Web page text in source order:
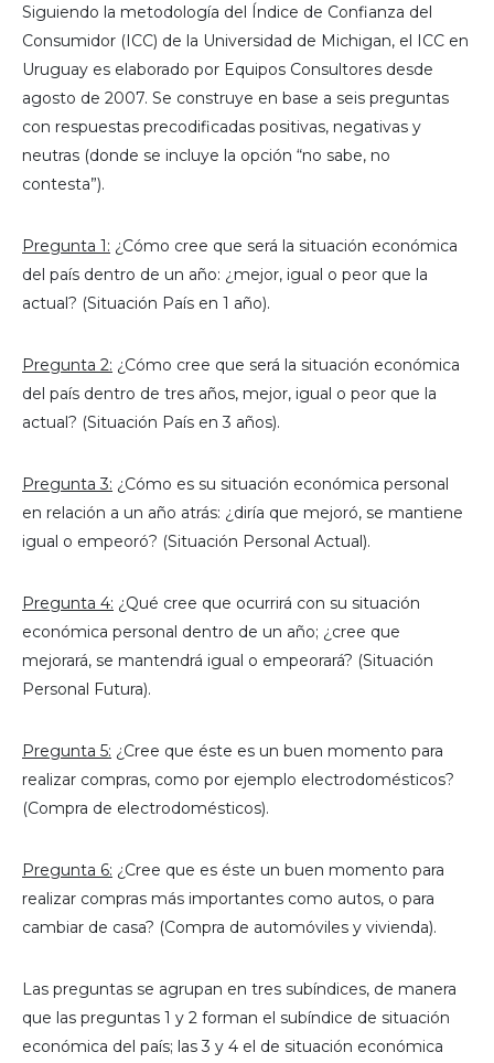
Siguiendo la metodología del Índice de Confianza del
Consumidor (ICC) de la Universidad de Michigan, el ICC en
Uruguay es elaborado por Equipos Consultores desde
agosto de 2007. Se construye en base a seis preguntas
con respuestas precodificadas positivas, negativas y
neutras (donde se incluye la opción “no sabe, no
contesta”).
Pregunta 1: ¿Cómo cree que será la situación económica
del país dentro de un año: ¿mejor, igual o peor que la
actual? (Situación País en 1 año).
Pregunta 2: ¿Cómo cree que será la situación económica
del país dentro de tres años, mejor, igual o peor que la
actual? (Situación País en 3 años).
Pregunta 3: ¿Cómo es su situación económica personal
en relación a un año atrás: ¿diría que mejoró, se mantiene
igual o empeoró? (Situación Personal Actual).
Pregunta 4: ¿Qué cree que ocurrirá con su situación
económica personal dentro de un año; ¿cree que
mejorará, se mantendrá igual o empeorará? (Situación
Personal Futura).
Pregunta 5: ¿Cree que éste es un buen momento para
realizar compras, como por ejemplo electrodomésticos?
(Compra de electrodomésticos).
Pregunta 6: ¿Cree que es éste un buen momento para
realizar compras más importantes como autos, o para
cambiar de casa? (Compra de automóviles y vivienda).
Las preguntas se agrupan en tres subíndices, de manera
que las preguntas 1 y 2 forman el subíndice de situación
económica del país; las 3 y 4 el de situación económica